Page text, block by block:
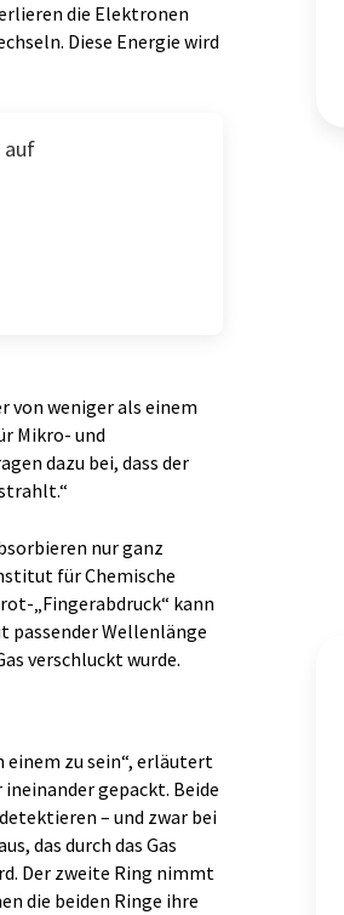
die Elektronen
Diese Energie wird
auf
von weniger als einem
Mikro- und
dazu bei, dass der
nur ganz
für Chemische
„Fingerabdruck“ kann
passender Wellenlänge
verschluckt wurde.
zu sein“, erläutert
gepackt. Beide
– und zwar bei
das durch das Gas
Der zweite Ring nimmt
die beiden Ringe ihre